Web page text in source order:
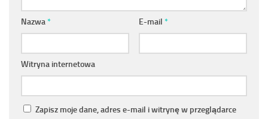
Nazwa* E-mail *
Witryna internetowa
Zapisz moje dane, adres e-mail i witrynę w przeglądarce